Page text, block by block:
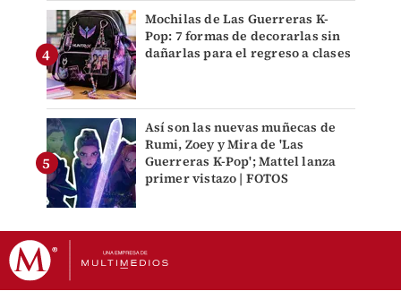
Mochilas de Las Guerreras K-
Pop: 7 formas de decorarlas sin
dañarlas para el regreso a clases
Así son las nuevas muñecas de
Rumi, Zoey y Mira de 'Las
Guerreras K-Pop'; Mattel lanza
primer vistazo | FOTOS